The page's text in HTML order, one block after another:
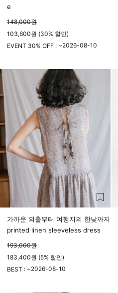
e
148,000원
103,600원 (30% 할인)
EVENT 30% OFF : ~2026-08-10
가까운 외출부터 여행지의 한낮까지
printed linen sleeveless dress
193,000원
183,400원 (5% 할인)
BEST : ~2026-08-10